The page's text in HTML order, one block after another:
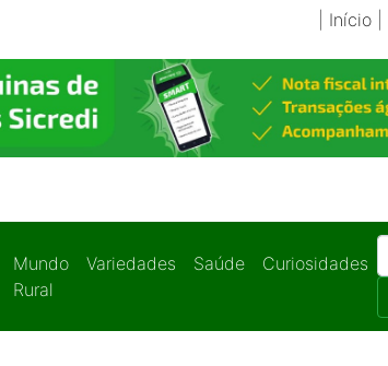
Início|
Mundo
Rural
Variedades Saúde
Curiosidades